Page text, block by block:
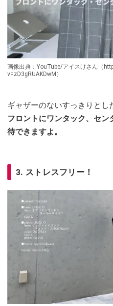
画像出典：YouTube/アイスけさん（
v=zD3gRUAKDwM）
ギャザーのないすっきりとし
フロントにワンタック、セ
待できますよ。
3. ストレスフリー！